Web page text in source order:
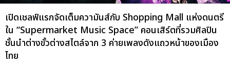
เปิดเชลฟ์แรกจัดเต็มความันส์กับ Shopping Mall แห่งดนตรี
ใน “Supermarket Music Space” คอนเสิร์ตที่รวมศิลปิน
ชั้นนำต่างขั้วต่างสไตล์จาก 3 ค่ายเพลงดังแถวหน้าของเมือง
ไทย